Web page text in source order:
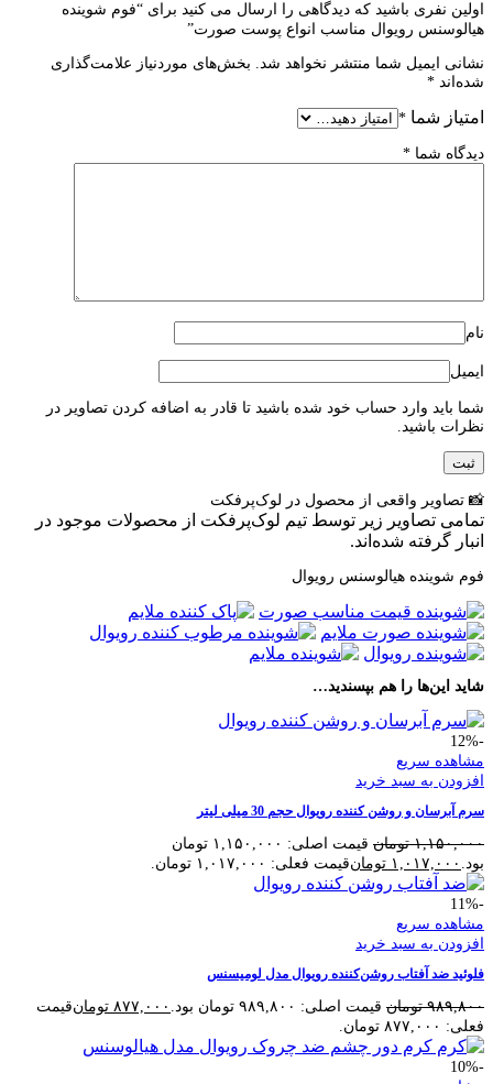
اولین نفری باشید که دیدگاهی را ارسال می کنید برای “فوم شوینده
هیالوسنس رویوال مناسب انواع پوست صورت”
نشانی ایمیل شما منتشر نخواهد شد. بخش‌های موردنیاز علامت‌گذاری
شده‌اند *
امتیاز شما *
دیدگاه شما *
نام
ایمیل
شما باید وارد حساب خود شده باشید تا قادر به اضافه کردن تصاویر در
نظرات باشید.
📸 تصاویر واقعی از محصول در لوک‌پرفکت
تمامی تصاویر زیر توسط تیم لوک‌پرفکت از محصولات موجود در
انبار گرفته شده‌اند.
فوم شوینده هیالوسنس رویوال
شاید این‌ها را هم بپسندید…
-12%
مشاهده سریع
افزودن به سبد خرید
سرم آبرسان و روشن کننده رویوال حجم 30 میلی لیتر
۱,۱۵۰,۰۰۰ تومان
قیمت اصلی: ۱,۱۵۰,۰۰۰ تومان
بود. ۱,۰۱۷,۰۰۰ تومانقیمت فعلی: ۱,۰۱۷,۰۰۰ تومان.
-11%
مشاهده سریع
افزودن به سبد خرید
فلوئید ضد آفتاب روشن‌کننده رویوال مدل لومیسنس
۹۸۹,۸۰۰ تومان قیمت اصلی: ۹۸۹,۸۰۰ تومان بود. ۸۷۷,۰۰۰ تومانقیمت
فعلی: ۸۷۷,۰۰۰ تومان.
-10%